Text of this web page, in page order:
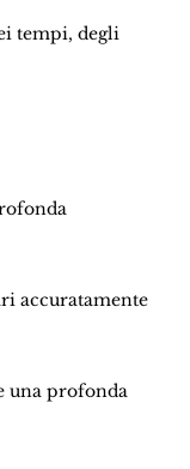
tempi, degli
accuratamente
una profonda